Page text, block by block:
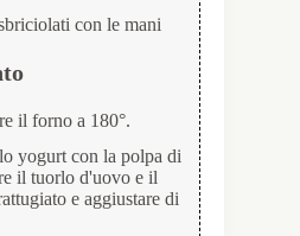
con le mani
il forno a 180°.
yogurt con la polpa di
il tuorlo d'uovo e il
e aggiustare di